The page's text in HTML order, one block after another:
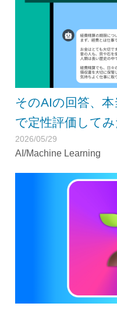
そのAIの回答、
で定性評価してみ
2026/05/29
AI/Machine Learning